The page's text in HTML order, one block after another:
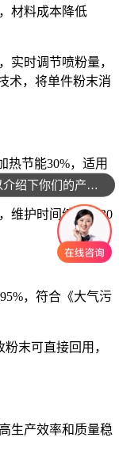
材料成本降低
实时调节喷粉量，
术，将单件粉末消
热节能30%，适用
维护时间缩短至30
，符合《大气污
末可直接回用，
生产效率和质量稳
可以介绍下你们的产品么